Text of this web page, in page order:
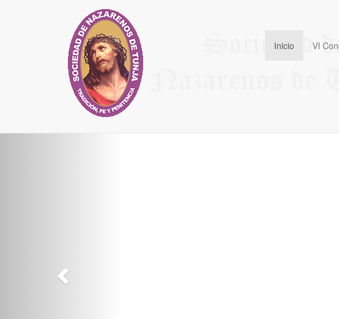
Inicio VI
Síguenos en Facebook
Síguenos en Twitter
Previous